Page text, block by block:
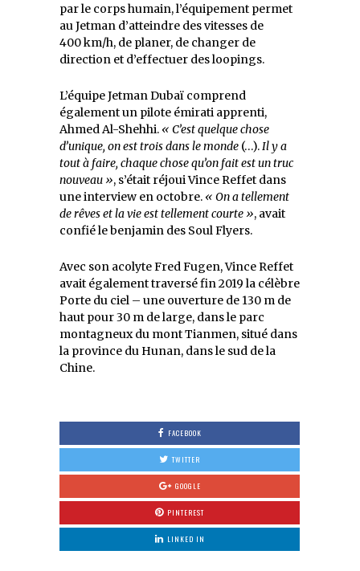
par le corps humain, l’équipement permet
au Jetman d’atteindre des vitesses de
400 km/h, de planer, de changer de
direction et d’effectuer des loopings.
L’équipe Jetman Dubaï comprend
également un pilote émirati apprenti,
Ahmed Al-Shehhi. « C’est quelque chose
d’unique, on est trois dans le monde (…).Il y a
tout à faire, chaque chose qu’on fait est un truc
nouveau », s’était réjoui Vince Reffet dans
une interview en octobre. « On a tellement
de rêves et la vie est tellement courte », avait
confié le benjamin des Soul Flyers.
Avec son acolyte Fred Fugen, Vince Reffet
avait également traversé fin 2019 la célèbre
Porte du ciel – une ouverture de 130 m de
haut pour 30 m de large, dans le parc
montagneux du mont Tianmen, situé dans
la province du Hunan, dans le sud de la
Chine.
FACEBOOK
TWITTER
GOOGLE
PINTEREST
LINKED IN